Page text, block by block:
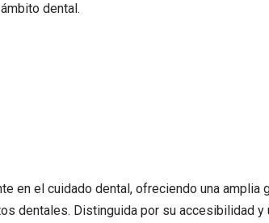
dental.
en el cuidado dental, ofreciendo una amplia
dentales. Distinguida por su accesibilidad